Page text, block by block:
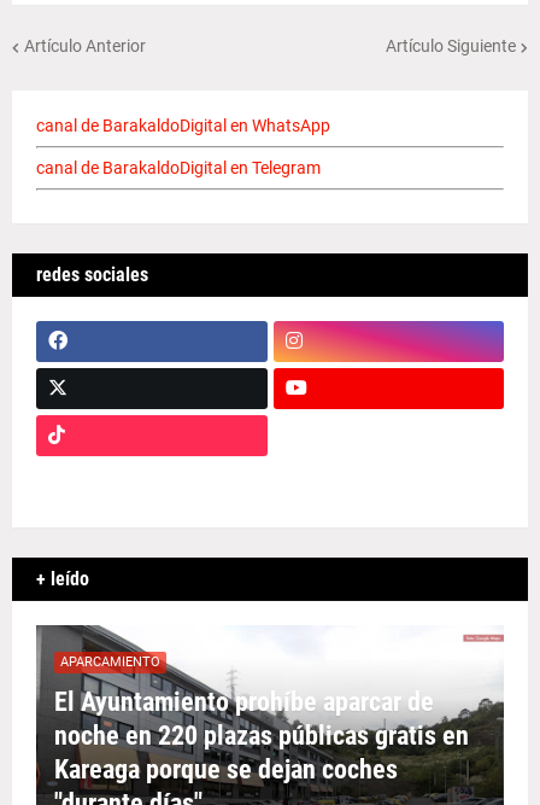
Artículo Anterior Artículo Siguiente
canal de BarakaldoDigital en WhatsApp
canal de BarakaldoDigital en Telegram
redes sociales
+ leído
APARCAMIENTO
El Ayuntamiento prohíbe aparcar de
noche en 220 plazas públicas gratis en
Kareaga porque se dejan coches